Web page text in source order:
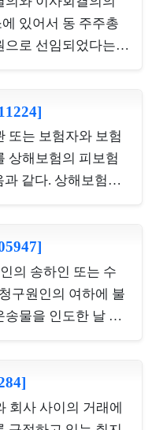
바(상법 제359조,
성원들이 상인인 경
조합원들이 탈퇴 당
잔존 조합원들은
환급의무를 이행할
있어서 동 주주총
으로 선임되었다는
총회 결의와 이사
확인을 구할 법률상
소와 결의무효확인
와 같은 소송의 피
회결의가 그 성립
도 명백하기 때문
로 볼 수 없을 때에
또는 보험자와 보험
상해보험의 피보험
같다. 상해보험은
신체를 가진 사람
조). 그러나 상법상
피보험자 적격이 명
보험인 상해보험에
체가 되는 태아의 형
야 할 법익이 존재하
사람과 다르지 않다
의 송하인 또는 수
구원인의 여하에 불
물을 인도한 날 또
해상 운송인의 송하
에 관한 소멸기간은
은 ‘운송물을 인도